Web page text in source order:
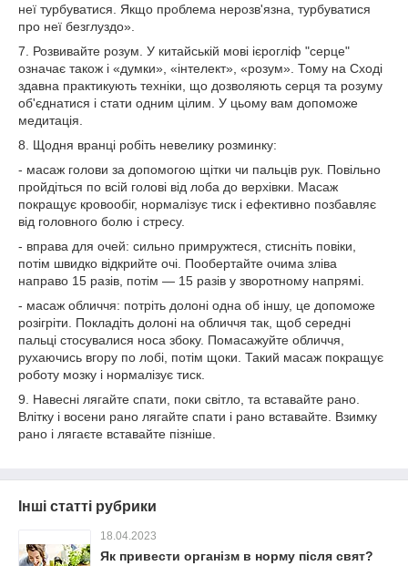
неї турбуватися. Якщо проблема нерозв'язна, турбуватися
про неї безглуздо».
7. Розвивайте розум. У китайській мові ієрогліф "серце"
означає також і «думки», «інтелект», «розум». Тому на Сході
здавна практикують техніки, що дозволяють серця та розуму
об'єднатися і стати одним цілим. У цьому вам допоможе
медитація.
8. Щодня вранці робіть невелику розминку:
- масаж голови за допомогою щітки чи пальців рук. Повільно
пройдіться по всій голові від лоба до верхівки. Масаж
покращує кровообіг, нормалізує тиск і ефективно позбавляє
від головного болю і стресу.
- вправа для очей: сильно примружтеся, стисніть повіки,
потім швидко відкрийте очі. Пообертайте очима зліва
направо 15 разів, потім — 15 разів у зворотному напрямі.
- масаж обличчя: потріть долоні одна об іншу, це допоможе
розігріти. Покладіть долоні на обличчя так, щоб середні
пальці стосувалися носа збоку. Помасажуйте обличчя,
рухаючись вгору по лобі, потім щоки. Такий масаж покращує
роботу мозку і нормалізує тиск.
9. Навесні лягайте спати, поки світло, та вставайте рано.
Влітку і восени рано лягайте спати і рано вставайте. Взимку
рано і лягаєте вставайте пізніше.
Інші статті рубрики
18.04.2023
Як привести організм в норму після свят?